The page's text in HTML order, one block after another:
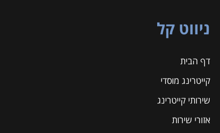
ניווט קל
דף הבית
קייטרינג מוסדי
שירותי קייטרינג
אזורי שירות